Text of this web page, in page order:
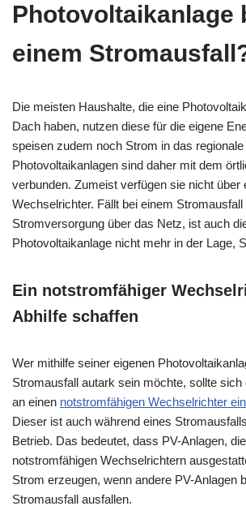
Photovoltaikanlage
einem
Die meisten Haushalte, die eine
Dach haben, nutzen diese für die eigene
speisen zudem noch Strom in das
Photovoltaikanlagen sind daher mit dem
verbunden. Zumeist verfügen sie nicht über
Wechselrichter. Fällt bei einem Stromausfall
Stromversorgung über das Netz, ist auch
Photovoltaikanlage nicht mehr in der Lage,
Ein notstromfähiger
Abhilfe schaffen
Wer mithilfe seiner eigenen
Stromausfall autark sein möchte, sollte sich
an einen notstromfähigen Wechselrichter
Dieser ist auch während eines
Betrieb. Das bedeutet, dass PV-Anlagen,
notstromfähigen Wechselrichtern
Strom erzeugen, wenn andere PV-Anlagen
Stromausfall ausfallen.